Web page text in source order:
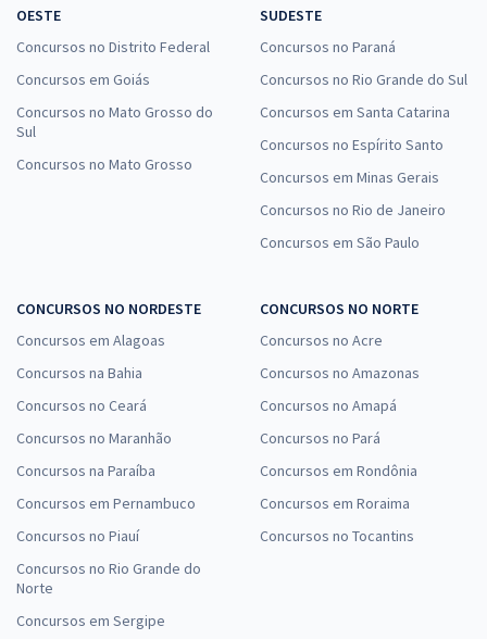
OESTE
Concursos no Distrito Federal
Concursos em Goiás
Concursos no Mato Grosso do
Sul
Concursos no Mato Grosso
SUDESTE
Concursos no Paraná
Concursos no Rio Grande do Sul
Concursos em Santa Catarina
Concursos no Espírito Santo
Concursos em Minas Gerais
Concursos no Rio de Janeiro
Concursos em São Paulo
CONCURSOS NO NORDESTE
Concursos em Alagoas
Concursos na Bahia
Concursos no Ceará
Concursos no Maranhão
Concursos na Paraíba
Concursos em Pernambuco
Concursos no Piauí
Concursos no Rio Grande do
Norte
Concursos em Sergipe
CONCURSOS NO NORTE
Concursos no Acre
Concursos no Amazonas
Concursos no Amapá
Concursos no Pará
Concursos em Rondônia
Concursos em Roraima
Concursos no Tocantins